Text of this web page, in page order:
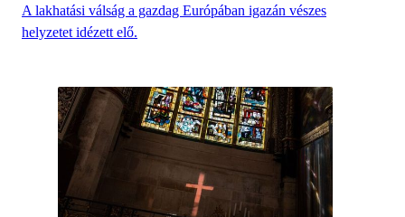
A lakhatási válság a gazdag Európában igazán vészes
helyzetet idézett elő.